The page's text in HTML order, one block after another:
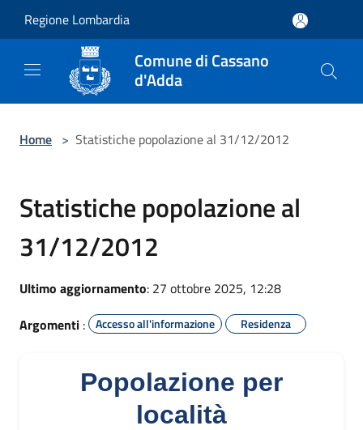
Regione Lombardia
Comune di Cassano
d'Adda
Home > Statistiche popolazione al 31/12/2012
Statistiche popolazione al
31/12/2012
Ultimo aggiornamento: 27 ottobre 2025, 12:28
Argomenti : Accesso all'informazione Residenza
Popolazione per
località